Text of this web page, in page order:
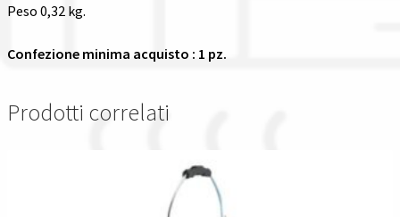
Peso 0,32 kg.
Confezione minima acquisto : 1 pz.
Prodotti correlati